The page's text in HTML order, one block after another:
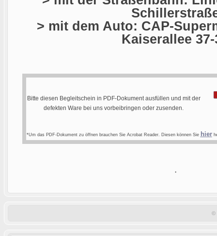
> mit dem Auto: CAP-
Kaiserallee 37-
Bitte diesen Begleitschein in PDF-Dokument ausfüllen und mit der
defekten Ware bei uns vorbeibringen oder zusenden.
*Um das PDF-Dokument zu öffnen brauchen Sie Acrobat Reader. Diesen können Sie hier
.
©